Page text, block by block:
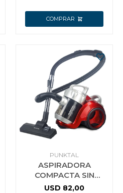
PUNKTAL
ASPIRADORA
COMPACTA SIN
BOLSA PUNKTAL
USD 82,00